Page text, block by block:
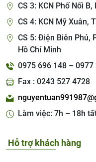
CS 3: KCN Phố Nối
CS 4: KCN Mỹ Xuân,
CS 5: Điện Biên Phủ,
Hồ Chí Minh
0975 696 148 – 0977
Fax : 0243 527 4728
Làm việc: 7h – 18h
Hỗ trợ khách hàng